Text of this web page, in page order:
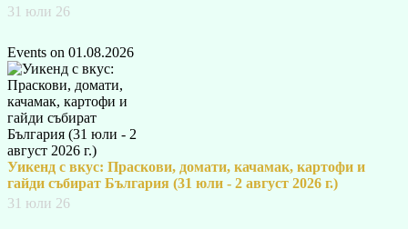
31 юли 26
Events on 01.08.2026
Уикенд с вкус: Праскови, домати, качамак, картофи и
гайди събират България (31 юли - 2 август 2026 г.)
31 юли 26